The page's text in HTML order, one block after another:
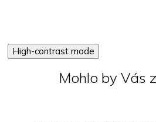
High-contrast mode
Mohlo by Vás